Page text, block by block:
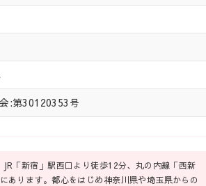
:第30120353号
「新宿」駅西口より徒歩12分、丸の内線「西新
あります。都心をはじめ神奈川県や埼玉県からの